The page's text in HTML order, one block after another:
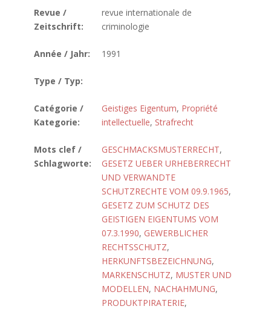
Revue /
Zeitschrift:
revue internationale de
criminologie
Année / Jahr: 1991
Type / Typ:
Catégorie /
Kategorie:
Geistiges Eigentum, Propriété
intellectuelle, Strafrecht
Mots clef /
Schlagworte:
GESCHMACKSMUSTERRECHT,
GESETZ UEBER URHEBERRECHT
UND VERWANDTE
SCHUTZRECHTE VOM 09.9.1965,
GESETZ ZUM SCHUTZ DES
GEISTIGEN EIGENTUMS VOM
07.3.1990, GEWERBLICHER
RECHTSSCHUTZ,
HERKUNFTSBEZEICHNUNG,
MARKENSCHUTZ, MUSTER UND
MODELLEN, NACHAHMUNG,
PRODUKTPIRATERIE,